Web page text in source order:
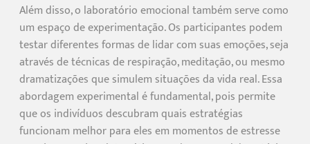
Além disso, o laboratório emocional também serve como
um espaço de experimentação. Os participantes podem
testar diferentes formas de lidar com suas emoções, seja
através de técnicas de respiração, meditação, ou mesmo
dramatizações que simulem situações da vida real. Essa
abordagem experimental é fundamental, pois permite
que os indivíduos descubram quais estratégias
funcionam melhor para eles em momentos de estresse